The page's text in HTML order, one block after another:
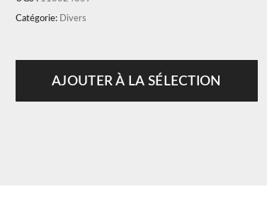
Catégorie: Divers
AJOUTER À LA SÉLECTION